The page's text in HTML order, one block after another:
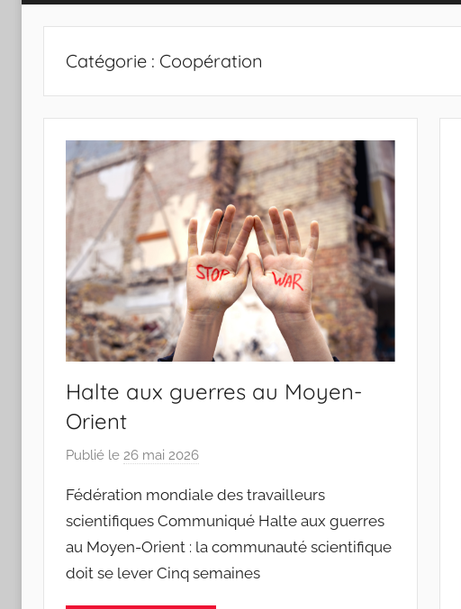
Catégorie : Coopération
Halte aux guerres au Moyen-
Orient
Publié le 26 mai 2026
r
J
o
a
Fédération mondiale des travailleurs
scientifiques Communiqué Halte aux guerres
au Moyen-Orient : la communauté scientifique
doit se lever Cinq semaines